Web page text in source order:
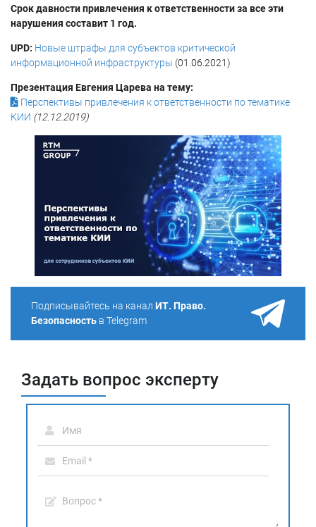
Срок давности привлечения к ответственности за все эти
нарушения составит 1 год.
UPD: Новые штрафы для субъектов критической
информационной инфраструктуры (01.06.2021)
Презентация Евгения Царева на тему:
Перспективы привлечения к ответственности по тематике
КИИ (12.12.2019)
Подписывайтесь на канал ИТ. Право.
Безопасность в Telegram
Задать вопрос эксперту